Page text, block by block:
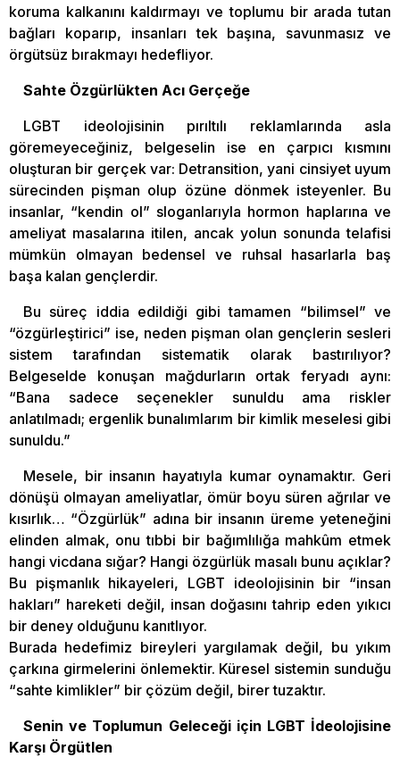
koruma kalkanını kaldırmayı ve toplumu bir arada tutan
bağları koparıp, insanları tek başına, savunmasız ve
örgütsüz bırakmayı hedefliyor.
Sahte Özgürlükten Acı Gerçeğe
LGBT ideolojisinin pırıltılı reklamlarında asla
göremeyeceğiniz, belgeselin ise en çarpıcı kısmını
oluşturan bir gerçek var: Detransition, yani cinsiyet uyum
sürecinden pişman olup özüne dönmek isteyenler. Bu
insanlar, “kendin ol” sloganlarıyla hormon haplarına ve
ameliyat masalarına itilen, ancak yolun sonunda telafisi
mümkün olmayan bedensel ve ruhsal hasarlarla baş
başa kalan gençlerdir.
Bu süreç iddia edildiği gibi tamamen “bilimsel” ve
“özgürleştirici” ise, neden pişman olan gençlerin sesleri
sistem tarafından sistematik olarak bastırılıyor?
Belgeselde konuşan mağdurların ortak feryadı aynı:
“Bana sadece seçenekler sunuldu ama riskler
anlatılmadı; ergenlik bunalımlarım bir kimlik meselesi gibi
sunuldu.”
Mesele, bir insanın hayatıyla kumar oynamaktır. Geri
dönüşü olmayan ameliyatlar, ömür boyu süren ağrılar ve
kısırlık… “Özgürlük” adına bir insanın üreme yeteneğini
elinden almak, onu tıbbi bir bağımlılığa mahkûm etmek
hangi vicdana sığar? Hangi özgürlük masalı bunu açıklar?
Bu pişmanlık hikayeleri, LGBT ideolojisinin bir “insan
hakları” hareketi değil, insan doğasını tahrip eden yıkıcı
bir deney olduğunu kanıtlıyor.
Burada hedefimiz bireyleri yargılamak değil, bu yıkım
çarkına girmelerini önlemektir. Küresel sistemin sunduğu
“sahte kimlikler” bir çözüm değil, birer tuzaktır.
Senin ve Toplumun Geleceği için LGBT İdeolojisine
Karşı Örgütlen